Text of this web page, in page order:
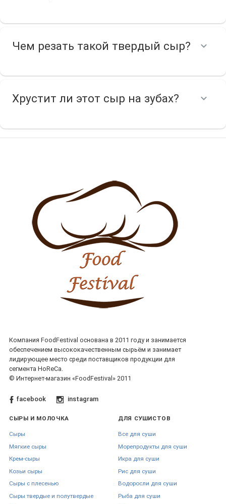
Чем резать такой твердый сыр?
Хрустит ли этот сыр на зубах?
Компания FoodFestival основана в 2011 году и занимается
обеспечением высококачественным сырьём и занимает
лидирующее место среди поставщиков продукции для
сегмента HoReCa.
© Интернет-магазин «FoodFestival» 2011
facebook instagram
СЫРЫ И МОЛОЧКА
Сыры
Мягкие сыры
Крем-сыры
Козьи сыры
Сыры с плесенью
Сыры твердые и полутвердые
ДЛЯ СУШИСТОВ
Все для суши
Морепродукты для суши
Икра для суши
Рис для суши
Водоросли для суши
Рыба для суши